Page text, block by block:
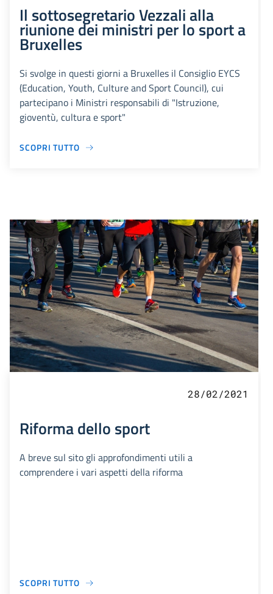
Il sottosegretario Vezzali alla
riunione dei ministri per lo sport a
Bruxelles
Si svolge in questi giorni a Bruxelles il Consiglio EYCS
(Education, Youth, Culture and Sport Council), cui
partecipano i Ministri responsabili di "Istruzione,
gioventù, cultura e sport"
SCOPRI TUTTO
28/02/2021
Riforma dello sport
A breve sul sito gli approfondimenti utili a
comprendere i vari aspetti della riforma
SCOPRI TUTTO